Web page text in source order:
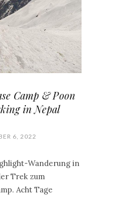
Camp & Poon
in Nepal
6, 2022
Wanderung in
Trek zum
Acht Tage